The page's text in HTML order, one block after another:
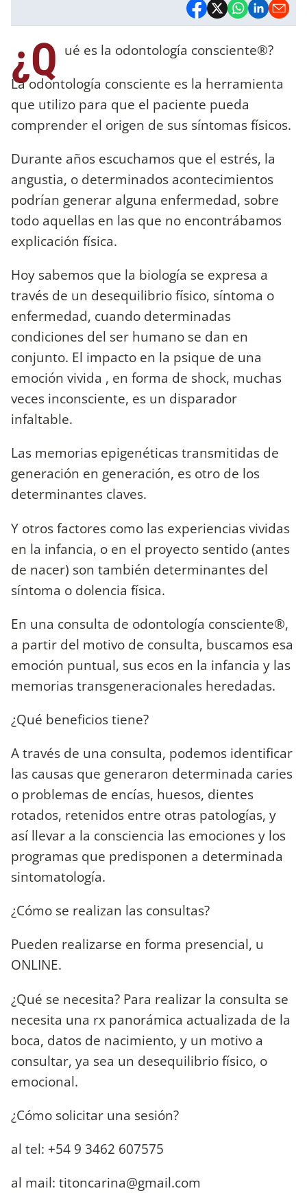
¿Q ué es la odontología consciente®?
La odontología consciente es la herramienta
que utilizo para que el paciente pueda
comprender el origen de sus síntomas físicos.
Durante años escuchamos que el estrés, la
angustia, o determinados acontecimientos
podrían generar alguna enfermedad, sobre
todo aquellas en las que no encontrábamos
explicación física.
Hoy sabemos que la biología se expresa a
través de un desequilibrio físico, síntoma o
enfermedad, cuando determinadas
condiciones del ser humano se dan en
conjunto. El impacto en la psique de una
emoción vivida , en forma de shock, muchas
veces inconsciente, es un disparador
infaltable.
Las memorias epigenéticas transmitidas de
generación en generación, es otro de los
determinantes claves.
Y otros factores como las experiencias vividas
en la infancia, o en el proyecto sentido (antes
de nacer) son también determinantes del
síntoma o dolencia física.
En una consulta de odontología consciente®,
a partir del motivo de consulta, buscamos esa
emoción puntual, sus ecos en la infancia y las
memorias transgeneracionales heredadas.
¿Qué beneficios tiene?
A través de una consulta, podemos identificar
las causas que generaron determinada caries
o problemas de encías, huesos, dientes
rotados, retenidos entre otras patologías, y
así llevar a la consciencia las emociones y los
programas que predisponen a determinada
sintomatología.
¿Cómo se realizan las consultas?
Pueden realizarse en forma presencial, u
ONLINE.
¿Qué se necesita? Para realizar la consulta se
necesita una rx panorámica actualizada de la
boca, datos de nacimiento, y un motivo a
consultar, ya sea un desequilibrio físico, o
emocional.
¿Cómo solicitar una sesión?
al tel: +54 9 3462 607575
al mail: titoncarina@gmail.com